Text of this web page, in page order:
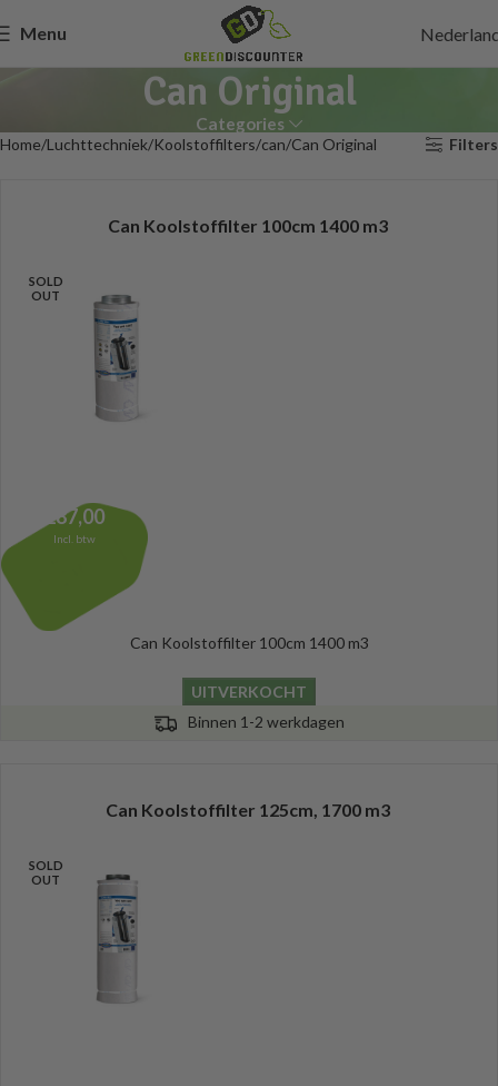
Menu
Can Original
Categories
Home Luchttechniek Koolstoffilters can Can Original Filters
Can Koolstoffilter 100cm 1400 m3
SOLD
OUT
287,00
Incl. btw
Can Koolstoffilter 100cm 1400 m3
UITVERKOCHT
Binnen 1-2 werkdagen
Can Koolstoffilter 125cm, 1700 m3
SOLD
OUT